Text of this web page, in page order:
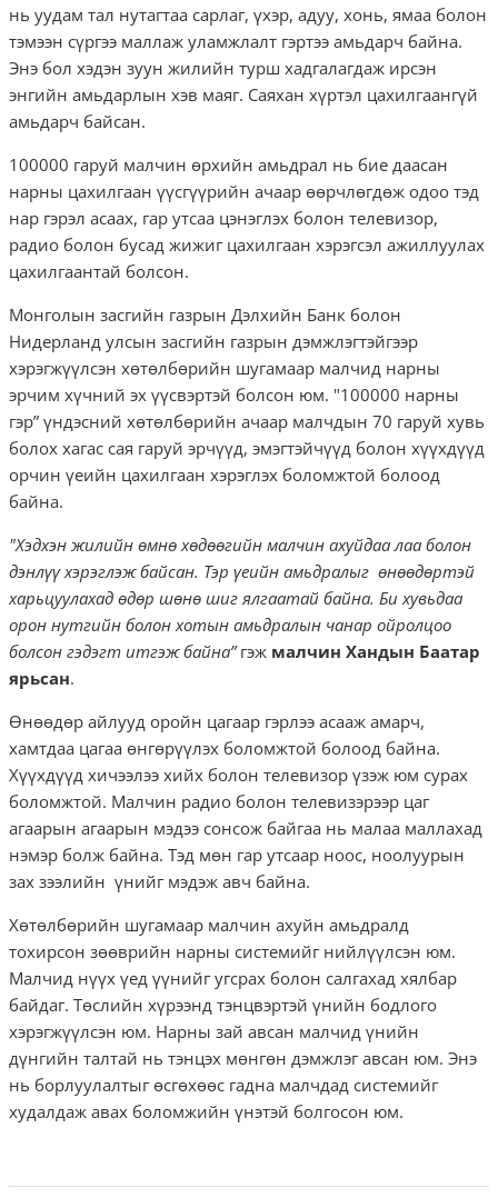
нь уудам тал нутагтаа сарлаг, үхэр, адуу, хонь, ямаа болон
тэмээн сүргээ маллаж уламжлалт гэртээ амьдарч байна.
Энэ бол хэдэн зуун жилийн турш хадгалагдаж ирсэн
энгийн амьдарлын хэв маяг. Саяхан хүртэл цахилгаангүй
амьдарч байсан.
100000 гаруй малчин өрхийн амьдрал нь бие даасан
нарны цахилгаан үүсгүүрийн ачаар өөрчлөгдөж одоо тэд
нар гэрэл асаах, гар утсаа цэнэглэх болон телевизор,
радио болон бусад жижиг цахилгаан хэрэгсэл ажиллуулах
цахилгаантай болсон.
Монголын засгийн газрын Дэлхийн Банк болон
Нидерланд улсын засгийн газрын дэмжлэгтэйгээр
хэрэгжүүлсэн хөтөлбөрийн шугамаар малчид нарны
эрчим хүчний эх үүсвэртэй болсон юм. "100000 нарны
гэр” үндэсний хөтөлбөрийн ачаар малчдын 70 гаруй хувь
болох хагас сая гаруй эрчүүд, эмэгтэйчүүд болон хүүхдүүд
орчин үеийн цахилгаан хэрэглэх боломжтой болоод
байна.
"Хэдхэн жилийн өмнө хөдөөгийн малчин ахуйдаа лаа болон
дэнлүү хэрэглэж байсан. Тэр үеийн амьдралыг өнөөдөртэй
харьцуулахад өдөр шөнө шиг ялгаатай байна. Би хувьдаа
орон нутгийн болон хотын амьдралын чанар ойролцоо
болсон гэдэгт итгэж байна”гэж малчин Хандын Баатар
ярьсан.
Өнөөдөр айлууд оройн цагаар гэрлээ асааж амарч,
хамтдаа цагаа өнгөрүүлэх боломжтой болоод байна.
Хүүхдүүд хичээлээ хийх болон телевизор үзэж юм сурах
боломжтой. Малчин радио болон телевизэрээр цаг
агаарын агаарын мэдээ сонсож байгаа нь малаа маллахад
нэмэр болж байна. Тэд мөн гар утсаар ноос, ноолуурын
зах зээлийн үнийг мэдэж авч байна.
Хөтөлбөрийн шугамаар малчин ахуйн амьдралд
тохирсон зөөврийн нарны системийг нийлүүлсэн юм.
Малчид нүүх үед үүнийг угсрах болон салгахад хялбар
байдаг. Төслийн хүрээнд тэнцвэртэй үнийн бодлого
хэрэгжүүлсэн юм. Нарны зай авсан малчид үнийн
дүнгийн талтай нь тэнцэх мөнгөн дэмжлэг авсан юм. Энэ
нь борлуулалтыг өсгөхөөс гадна малчдад системийг
худалдаж авах боломжийн үнэтэй болгосон юм.